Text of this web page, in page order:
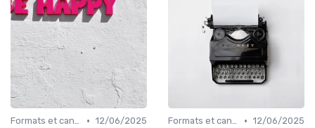
Formats et canaux de diffusion • 12/06/2025
Formats et canaux de diffusion • 12/06/2025